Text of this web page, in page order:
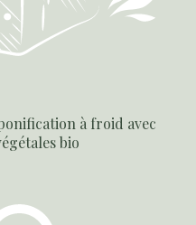
à froid avec
bio